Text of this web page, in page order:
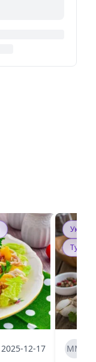
2025-12-17 ММ